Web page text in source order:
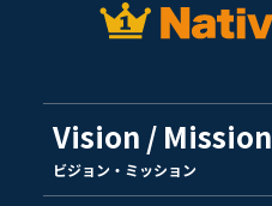
Vision / Mission
ビジョン・ミッション